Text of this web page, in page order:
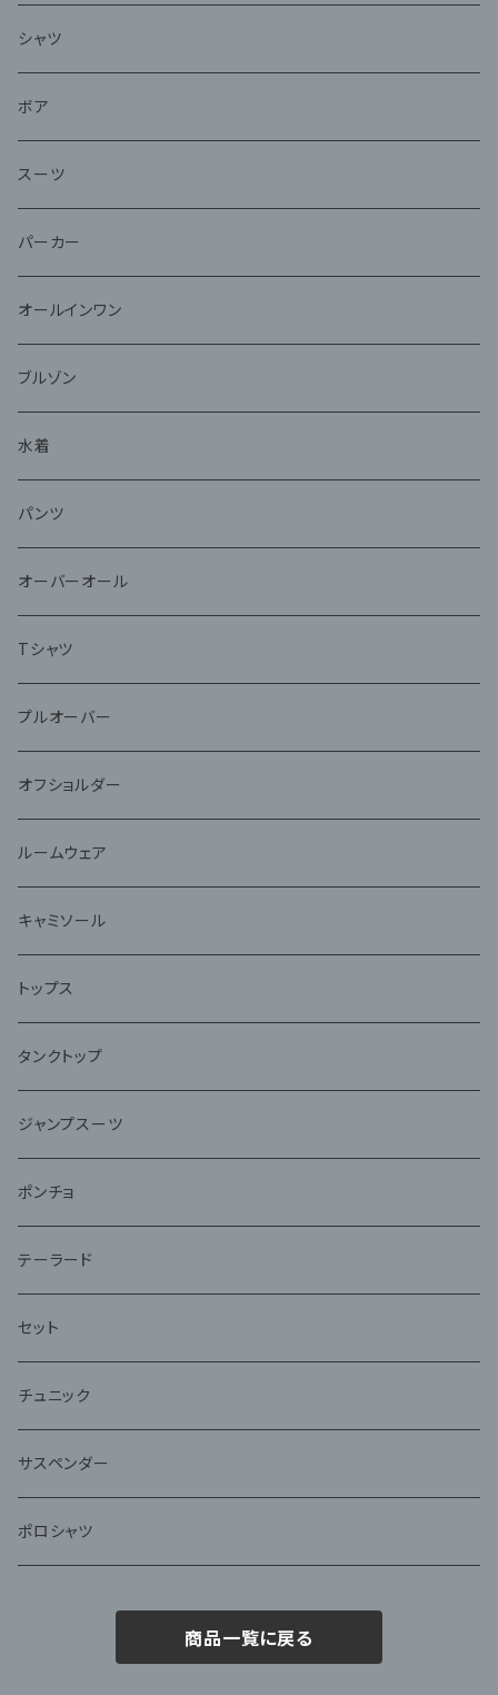
シャツ
ボア
スーツ
パーカー
オールインワン
ブルゾン
水着
パンツ
オーバーオール
Tシャツ
プルオーバー
オフショルダー
ルームウェア
キャミソール
トップス
タンクトップ
ジャンプスーツ
ポンチョ
テーラード
セット
チュニック
サスペンダー
ポロシャツ
商品一覧に戻る